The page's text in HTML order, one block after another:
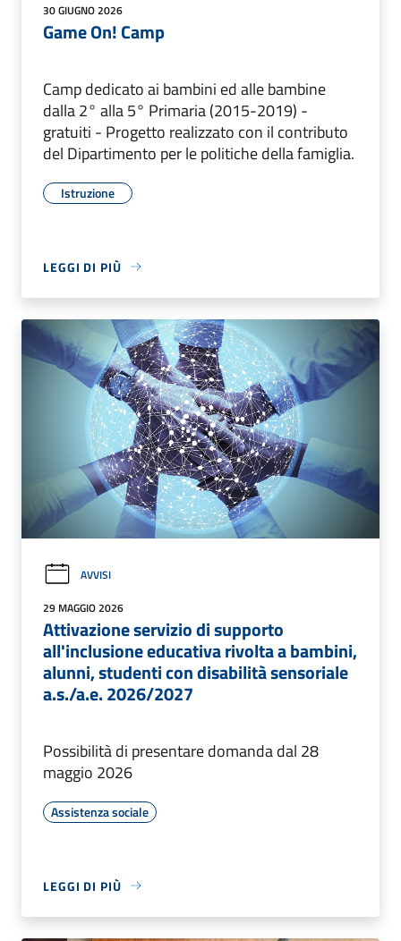
30 GIUGNO 2026
Game On! Camp
Camp dedicato ai bambini ed alle bambine
dalla 2° alla 5° Primaria (2015-2019) -
gratuiti - Progetto realizzato con il contributo
del Dipartimento per le politiche della famiglia.
Istruzione
LEGGI DI PIÙ
AVVISI
29 MAGGIO 2026
Attivazione servizio di supporto
all'inclusione educativa rivolta a bambini,
alunni, studenti con disabilità sensoriale
a.s./a.e. 2026/2027
Possibilità di presentare domanda dal 28
maggio 2026
Assistenza sociale
LEGGI DI PIÙ